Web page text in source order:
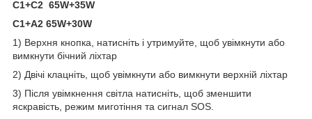
C1+C2 65W+35W
C1+A2 65W+30W
1) Верхня кнопка, натисніть і утримуйте, щоб увімкнути або
вимкнути бічний ліхтар
2) Двічі клацніть, щоб увімкнути або вимкнути верхній ліхтар
3) Після увімкнення світла натисніть, щоб зменшити
яскравість, режим миготіння та сигнал SOS.